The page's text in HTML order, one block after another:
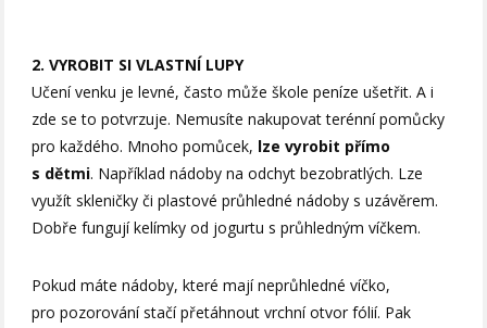
2. VYROBIT SI VLASTNÍ LUPY
Učení venku je levné, často může škole peníze ušetřit. A i
zde se to potvrzuje. Nemusíte nakupovat terénní pomůcky
pro každého. Mnoho pomůcek, lze vyrobit přímo
s dětmi. Například nádoby na odchyt bezobratlých. Lze
využít skleničky či plastové průhledné nádoby s uzávěrem.
Dobře fungují kelímky od jogurtu s průhledným víčkem.
Pokud máte nádoby, které mají neprůhledné víčko,
pro pozorování stačí přetáhnout vrchní otvor fólií. Pak